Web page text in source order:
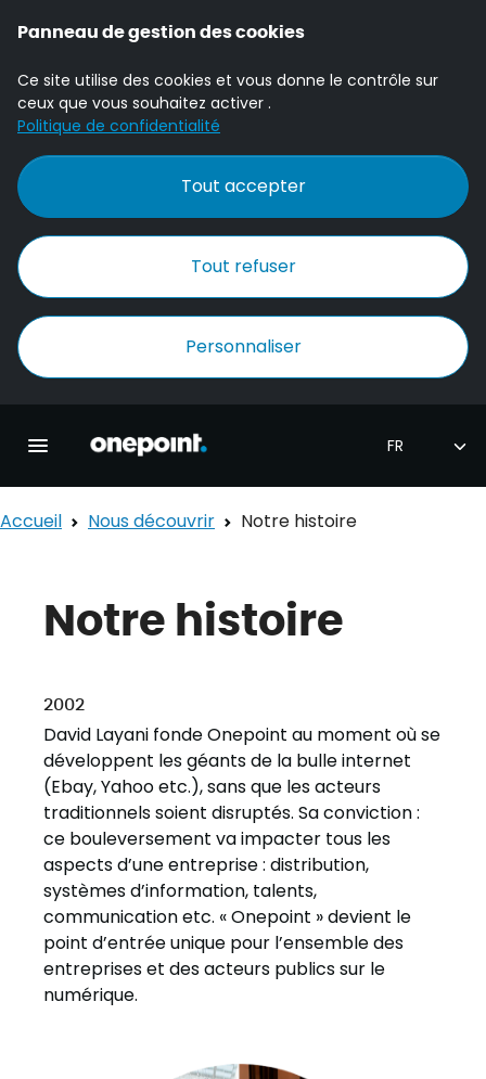
Panneau de gestion des cookies
Ce site utilise des cookies et vous donne le contrôle sur
ceux que vous souhaitez activer .
Politique de confidentialité
Tout accepter
Tout refuser
Personnaliser
Accueil Onepoint
Accueil Nous découvrir Notre histoire
Notre histoire
2002
David Layani fonde Onepoint au moment où se
développent les géants de la bulle internet
(Ebay, Yahoo etc.), sans que les acteurs
traditionnels soient disruptés. Sa conviction :
ce bouleversement va impacter tous les
aspects d’une entreprise : distribution,
systèmes d’information, talents,
communication etc. « Onepoint » devient le
point d’entrée unique pour l’ensemble des
entreprises et des acteurs publics sur le
numérique.